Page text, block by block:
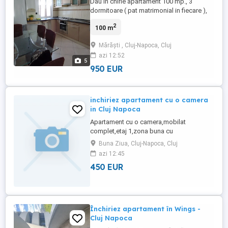
5
dormitoare ( pat matrimonial in fiecare ),
) 2 balcoane. Este finisat, mobilat
aragaz ), centrală termică proprie, bloc
reabilitat termic. Dispune de două locuri
de parcare private. ...
100 m2
Mărăști , Cluj-Napoca, Cluj
azi 12:52
950 EUR
inchiriez apartament cu o camera
in Cluj Napoca
Apartament cu o camera,mobilat
complet,etaj 1,zona buna cu
balcon,centrala schimbata recent,masina
automata de spalat rufe.
Buna Ziua, Cluj-Napoca, Cluj
azi 12:45
450 EUR
Închiriez apartament în Wings -
Cluj Napoca